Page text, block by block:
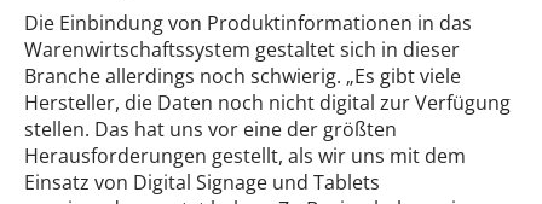
Die Einbindung von Produktinformationen in das
Warenwirtschaftssystem gestaltet sich in dieser
Branche allerdings noch schwierig. „Es gibt viele
Hersteller, die Daten noch nicht digital zur Verfügung
stellen. Das hat uns vor eine der größten
Herausforderungen gestellt, als wir uns mit dem
Einsatz von Digital Signage und Tablets